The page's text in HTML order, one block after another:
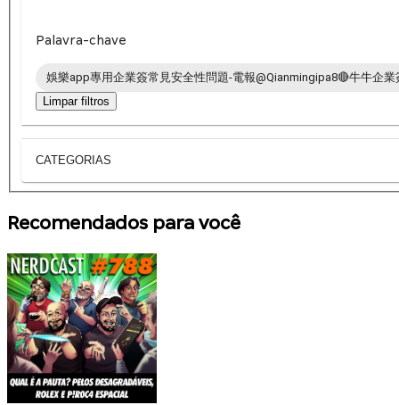
Palavra-chave
娛樂app專用企業簽常見安全性問題-電報@Qianmingipa8🔴牛牛企業
Limpar filtros
CATEGORIAS
Recomendados para você